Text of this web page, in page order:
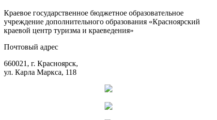
Краевое государственное бюджетное образовательное
учреждение дополнительного образования «Красноярский
краевой центр туризма и краеведения»
Почтовый адрес
660021, г. Красноярск,
ул. Карла Маркса, 118